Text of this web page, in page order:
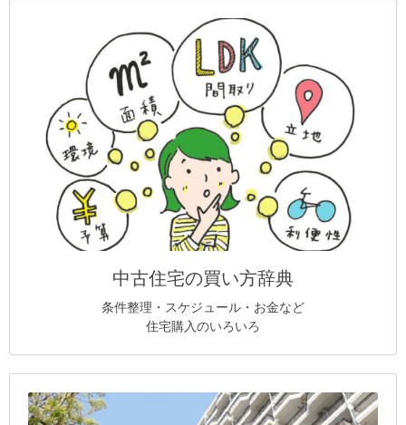
中古住宅の買い方辞典
条件整理・スケジュール・お金など
住宅購入のいろいろ